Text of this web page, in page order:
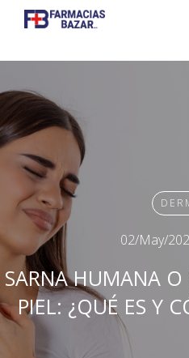
02/May/
SARNA HUMANA O
PIEL: ¿QUÉ ES Y